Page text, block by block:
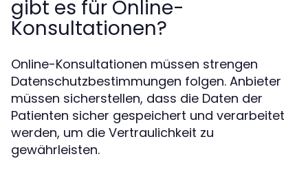
gibt es für Online-
Konsultationen?
Online-Konsultationen müssen strengen
Datenschutzbestimmungen folgen. Anbieter
müssen sicherstellen, dass die Daten der
Patienten sicher gespeichert und verarbeitet
werden, um die Vertraulichkeit zu
gewährleisten.